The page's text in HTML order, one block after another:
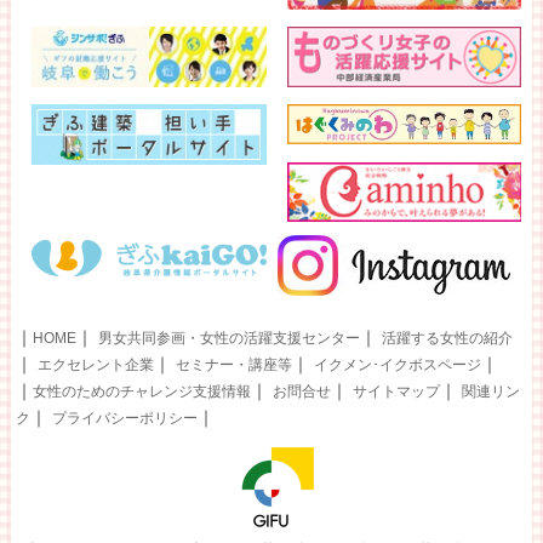
｜ HOME ｜ 男女共同参画・女性の活躍支援センター ｜ 活躍する女性の紹介
｜ エクセレント企業 ｜ セミナー・講座等 ｜ イクメン･イクボスページ ｜
｜女性のためのチャレンジ支援情報 ｜ お問合せ ｜ サイトマップ｜
関連リン
ク ｜ プライバシーポリシー ｜